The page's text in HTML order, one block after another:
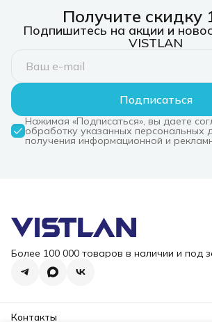
Получите скидку
Подпишитесь на акции и
VISTLAN
Подписаться
Нажимая «Подписаться», вы даете
обработку указанных персональных
получения информационной и
Более 100 000 товаров в наличии и под
Контакты